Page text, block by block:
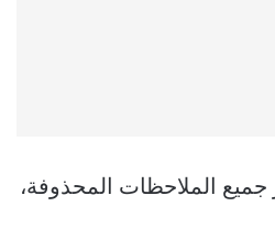
الملاحظات المحذوفة،